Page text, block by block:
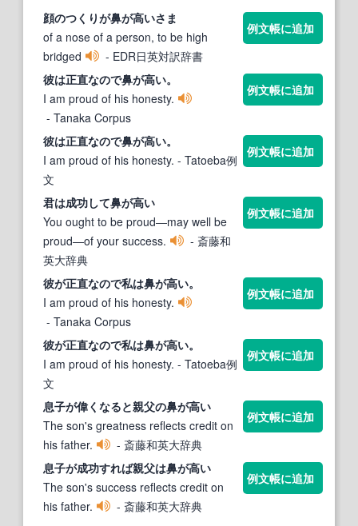
顔のつくりが鼻が高いさま
of a nose of a person, to be high
bridged
- EDR日英対訳辞書
例文帳に追加
彼は正直なので鼻が高い。
I am proud of his honesty.
- Tanaka Corpus
例文帳に追加
彼は正直なので鼻が高い。
I am proud of his honesty. - Tatoeba例
文
例文帳に追加
君は成功して鼻が高い
You ought to be proud―may well be
proud―of your success.
- 斎藤和
英大辞典
例文帳に追加
彼が正直なので私は鼻が高い。
I am proud of his honesty.
- Tanaka Corpus
例文帳に追加
彼が正直なので私は鼻が高い。
I am proud of his honesty. - Tatoeba例
文
例文帳に追加
息子が偉くなると親父の鼻が高い
The son's greatness reflects credit on
his father.
- 斎藤和英大辞典
例文帳に追加
息子が成功すれば親父は鼻が高い
The son's success reflects credit on
his father.
- 斎藤和英大辞典
例文帳に追加